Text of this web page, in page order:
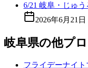
6/21 岐阜・じゅ
2026年6月21日
岐阜県の他プ
フライデーナイト